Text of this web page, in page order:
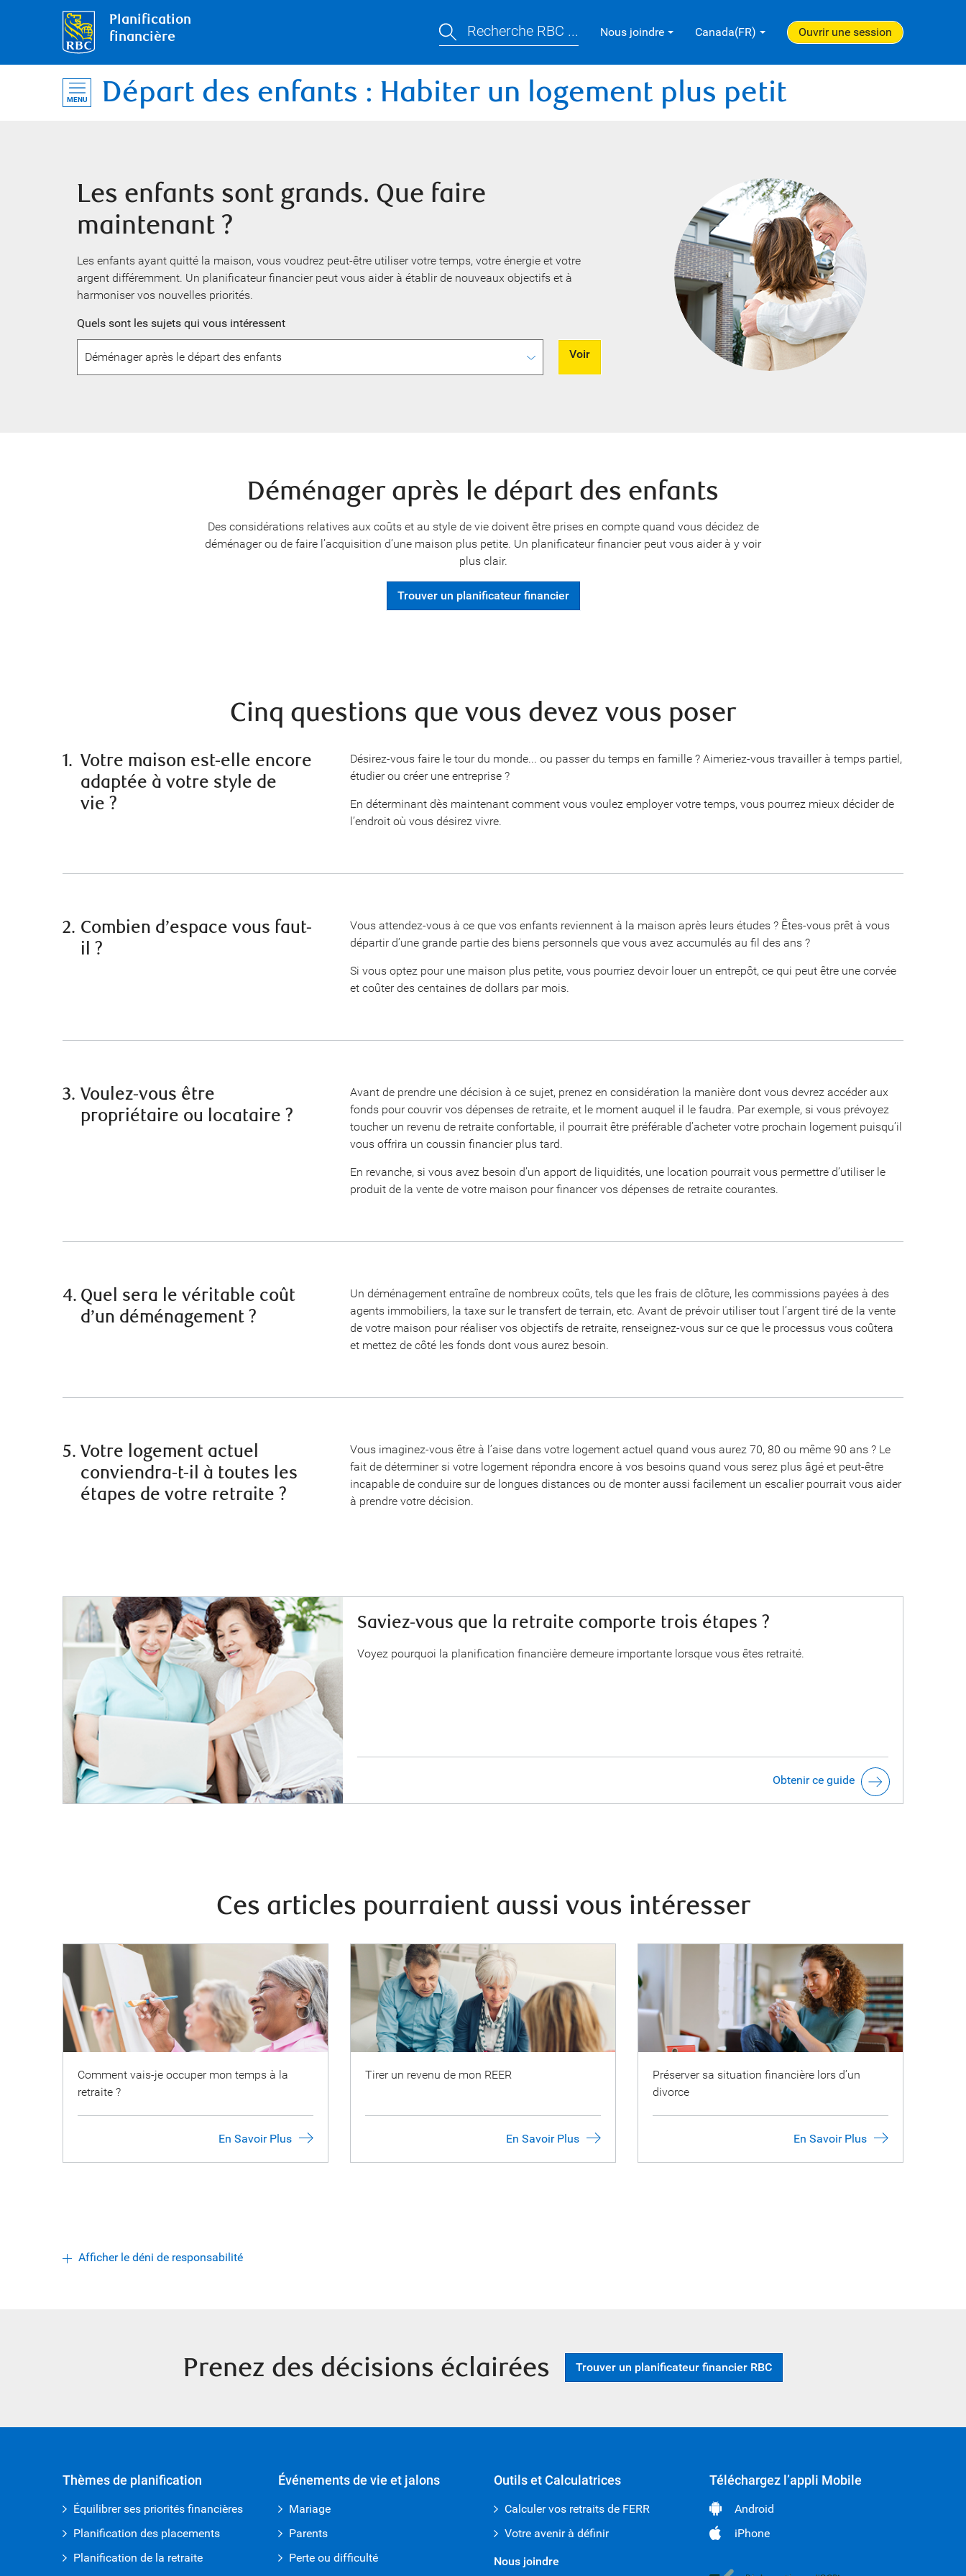
Planification
financière
Recherche RBC ... Nous joindre Canada(FR) Ouvrir une session
MENU Départ des enfants : Habiter un logement plus petit
Les enfants sont grands. Que faire
maintenant ?
Les enfants ayant quitté la maison, vous voudrez peut-être utiliser votre temps, votre énergie et votre
argent différemment. Un planificateur financier peut vous aider à établir de nouveaux objectifs et à
harmoniser vos nouvelles priorités.
Quels sont les sujets qui vous intéressent
Voir
Déménager après le départ des enfants
Des considérations relatives aux coûts et au style de vie doivent être prises en compte quand vous décidez de
déménager ou de faire l’acquisition d’une maison plus petite. Un planificateur financier peut vous aider à y voir
plus clair.
Trouver un planificateur financier
Cinq questions que vous devez vous poser
1. Votre maison est-elle encore
adaptée à votre style de
vie ?
Désirez-vous faire le tour du monde... ou passer du temps en famille ? Aimeriez-vous travailler à temps partiel,
étudier ou créer une entreprise ?
En déterminant dès maintenant comment vous voulez employer votre temps, vous pourrez mieux décider de
l’endroit où vous désirez vivre.
2. Combien d’espace vous faut-
il ?
Vous attendez-vous à ce que vos enfants reviennent à la maison après leurs études ? Êtes-vous prêt à vous
départir d’une grande partie des biens personnels que vous avez accumulés au fil des ans ?
Si vous optez pour une maison plus petite, vous pourriez devoir louer un entrepôt, ce qui peut être une corvée
et coûter des centaines de dollars par mois.
3. Voulez-vous être
propriétaire ou locataire ?
Avant de prendre une décision à ce sujet, prenez en considération la manière dont vous devrez accéder aux
fonds pour couvrir vos dépenses de retraite, et le moment auquel il le faudra. Par exemple, si vous prévoyez
toucher un revenu de retraite confortable, il pourrait être préférable d’acheter votre prochain logement puisqu’il
vous offrira un coussin financier plus tard.
En revanche, si vous avez besoin d’un apport de liquidités, une location pourrait vous permettre d’utiliser le
produit de la vente de votre maison pour financer vos dépenses de retraite courantes.
4. Quel sera le véritable coût
d’un déménagement ?
Un déménagement entraîne de nombreux coûts, tels que les frais de clôture, les commissions payées à des
agents immobiliers, la taxe sur le transfert de terrain, etc. Avant de prévoir utiliser tout l’argent tiré de la vente
de votre maison pour réaliser vos objectifs de retraite, renseignez-vous sur ce que le processus vous coûtera
et mettez de côté les fonds dont vous aurez besoin.
5. Votre logement actuel
conviendra-t-il à toutes les
étapes de votre retraite ?
Vous imaginez-vous être à l’aise dans votre logement actuel quand vous aurez 70, 80 ou même 90 ans ? Le
fait de déterminer si votre logement répondra encore à vos besoins quand vous serez plus âgé et peut-être
incapable de conduire sur de longues distances ou de monter aussi facilement un escalier pourrait vous aider
à prendre votre décision.
Saviez-vous que la retraite comporte trois étapes ?
Voyez pourquoi la planification financière demeure importante lorsque vous êtes retraité.
Obtenir ce guide
Ces articles pourraient aussi vous intéresser
Comment vais-je occuper mon temps à la
retraite ?
En Savoir Plus
Tirer un revenu de mon REER
En Savoir Plus
Préserver sa situation financière lors d’un
divorce
En Savoir Plus
Afficher le déni de responsabilité
Prenez des décisions éclairées Trouver un planificateur financier RBC
Thèmes de planification
Équilibrer ses priorités financières
Planification des placements
Planification de la retraite
Événements de vie et jalons
Mariage
Parents
Perte ou difficulté
Outils et Calculatrices
Calculer vos retraits de FERR
Votre avenir à définir
Nous joindre
Téléchargez l’appli Mobile
Android
iPhone